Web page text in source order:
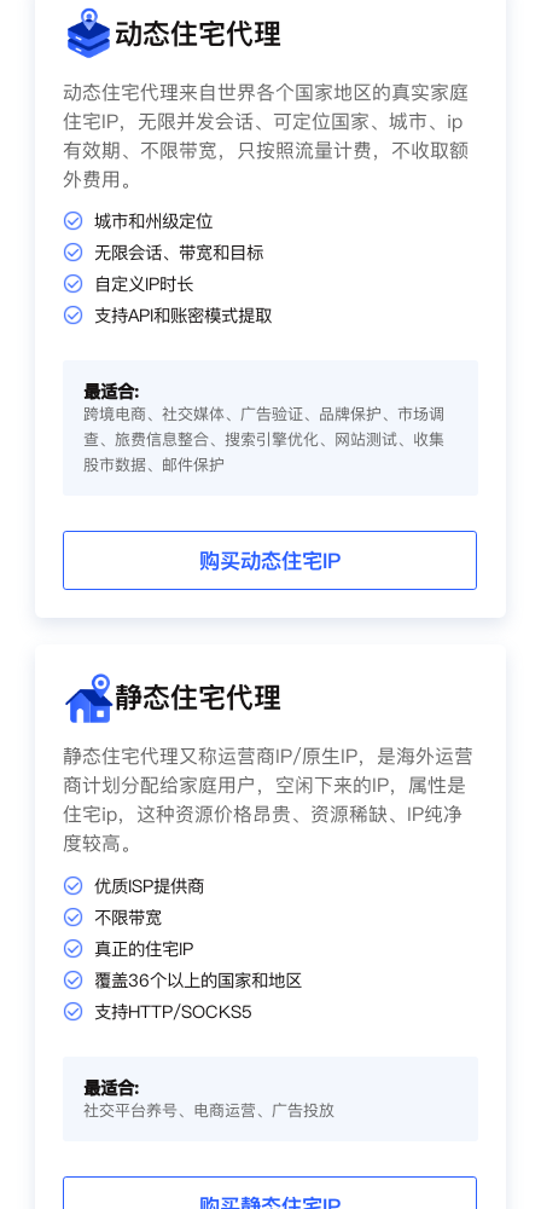
动态住宅代理
动态住宅代理来自世界各个国家地区的真实家庭
住宅IP，无限并发会话、可定位国家、城市、ip
有效期、不限带宽，只按照流量计费，不收取额
外费用。
城市和州级定位
无限会话、带宽和目标
自定义IP时长
支持API和账密模式提取
最适合:
跨境电商、社交媒体、广告验证、品牌保护、市场调
查、旅费信息整合、搜索引擎优化、网站测试、收集
股市数据、邮件保护
购买动态住宅IP
静态住宅代理
静态住宅代理又称运营商IP/原生IP，是海外运营
商计划分配给家庭用户，空闲下来的IP，属性是
住宅ip，这种资源价格昂贵、资源稀缺、IP纯净
度较高。
优质ISP提供商
不限带宽
真正的住宅IP
覆盖36个以上的国家和地区
支持HTTP/SOCKS5
最适合:
社交平台养号、电商运营、广告投放